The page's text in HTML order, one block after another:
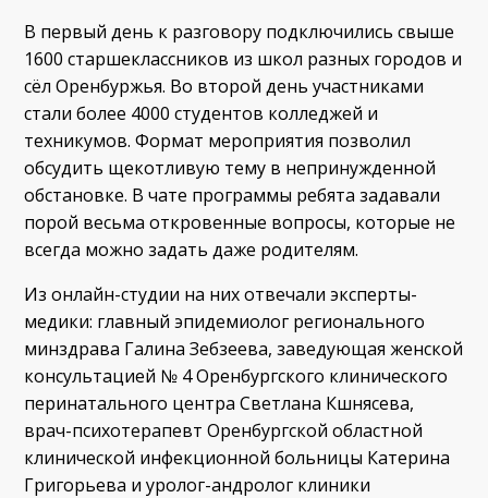
В первый день к разговору подключились свыше
1600 старшеклассников из школ разных городов и
сёл Оренбуржья. Во второй день участниками
стали более 4000 студентов колледжей и
техникумов. Формат мероприятия позволил
обсудить щекотливую тему в непринужденной
обстановке. В чате программы ребята задавали
порой весьма откровенные вопросы, которые не
всегда можно задать даже родителям.
Из онлайн-студии на них отвечали эксперты-
медики: главный эпидемиолог регионального
минздрава Галина Зебзеева, заведующая женской
консультацией № 4 Оренбургского клинического
перинатального центра Светлана Кшнясева,
врач-психотерапевт Оренбургской областной
клинической инфекционной больницы Катерина
Григорьева и уролог-андролог клиники